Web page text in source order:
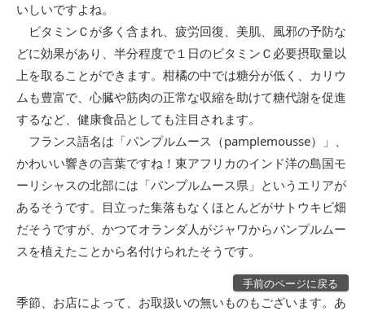
いしいですよね。
ビタミンＣが多く含まれ、疲労回復、美肌、風邪の予防な
どに効果があり、半分程度で１日のビタミンＣ必要摂取量以
上を取ることができます。柑橘の中では糖分が低く、カリウ
ムも豊富で、心臓や筋肉の正常な収縮を助けて糖代謝を促進
するなど、健康食品としても注目されます。
フランス語名は「パンプルムース（pamplemousse）」、
かわいい響きの言葉ですね！東アフリカのインド洋の島国モ
ーリシャスの北部には「パンプルムース県」というエリアが
あるそうです。目立った集落もなくほとんどがサトウキビ畑
だそうですが、かつてオランダ人がジャワからパンプルムー
スを植えたことから名付けられたそうです。
手前のページに戻る
季節、お店によって、お取扱いの無いものもございます。あ